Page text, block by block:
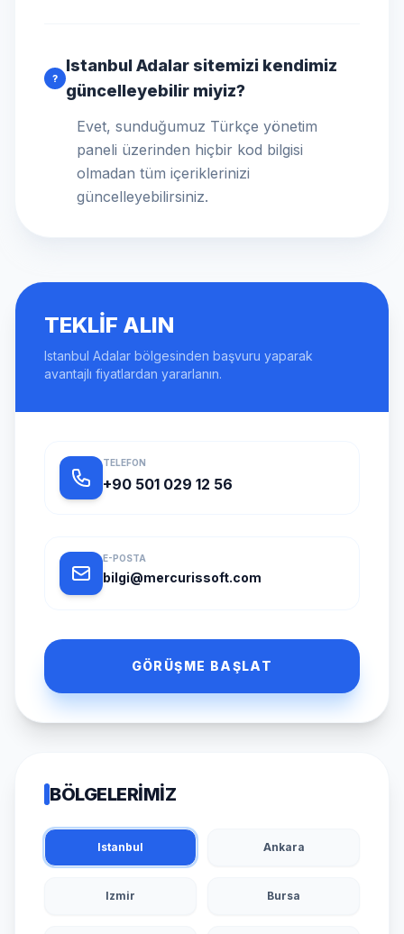
?
Istanbul Adalar sitemizi kendimiz
güncelleyebilir miyiz?
Evet, sunduğumuz Türkçe yönetim
paneli üzerinden hiçbir kod bilgisi
olmadan tüm içeriklerinizi
güncelleyebilirsiniz.
TEKLIF ALIN
Istanbul Adalar bölgesinden başvuru yaparak
avantajlı fiyatlardan yararlanın.
TELEFON
+90 501 029 12 56
E-POSTA
bilgi@mercurissoft.com
GÖRÜŞME BAŞLAT
BÖLGELERIMIZ
Istanbul Ankara
Izmir Bursa